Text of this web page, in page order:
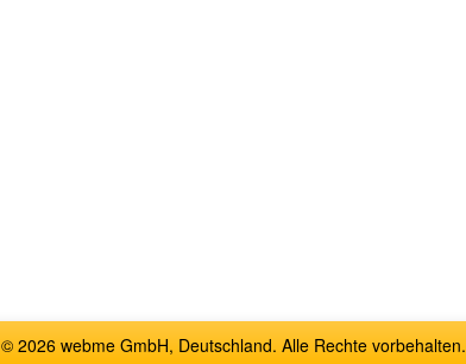
© 2026 webme GmbH, Deutschland. Alle Rechte vorbehalten.